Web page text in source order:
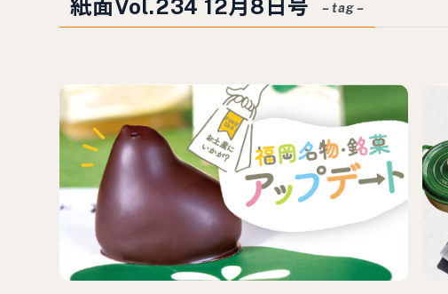
紙面Vol.234 12月8日号 – tag –